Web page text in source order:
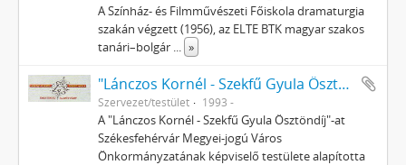
A Színház- és Filmművészeti Főiskola dramaturgia
szakán végzett (1956), az ELTE BTK magyar szakos
tanári–bolgár ... »
"Lánczos Kornél - Szekfű Gyula Ösztöndíj" Alapítvány
Szervezet/testület 1993 -
A "Lánczos Kornél - Szekfű Gyula Ösztöndíj"-at
Székesfehérvár Megyei-jogú Város
Önkormányzatának képviselő testülete alapította